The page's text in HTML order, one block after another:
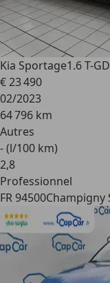
Kia Sportage1.6 T-
€ 23 490
02/2023
64 796 km
Autres
- (l/100 km)
2,8
Professionnel
FR 94500Champigny